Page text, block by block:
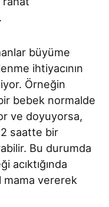
büyüme
ihtiyacının
Örneğin
bebek normalde
ve doyuyorsa,
2 saatte bir
Bu durumda
acıktığında
vererek